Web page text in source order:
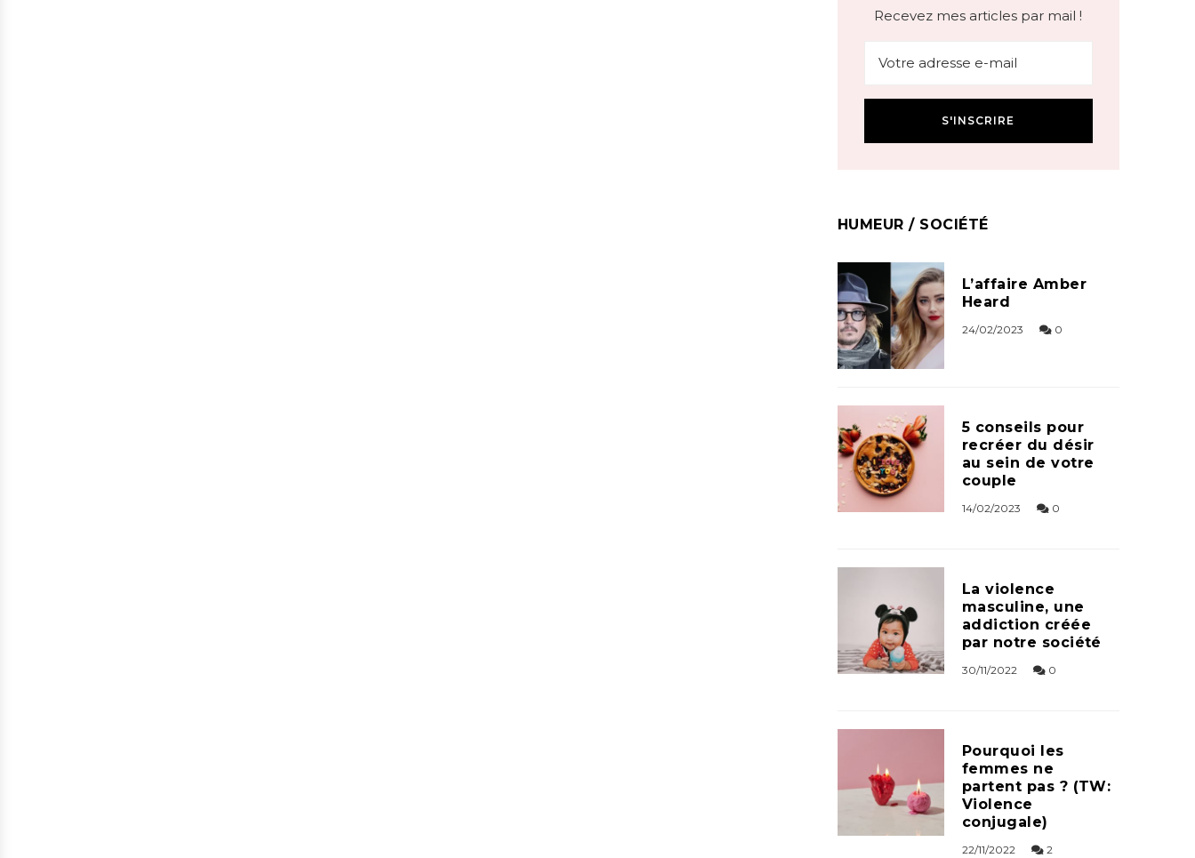
Recevez mes articles par mail !
HUMEUR / SOCIÉTÉ
L’affaire Amber
Heard
24/02/2023 0
5 conseils pour
recréer du désir
au sein de votre
couple
14/02/2023 0
La violence
masculine, une
addiction créée
par notre société
30/11/2022 0
Pourquoi les
femmes ne
partent pas ? (TW:
Violence
conjugale)
22/11/2022 2